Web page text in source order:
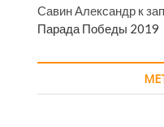
Савин Александр к
Парада Победы 2019